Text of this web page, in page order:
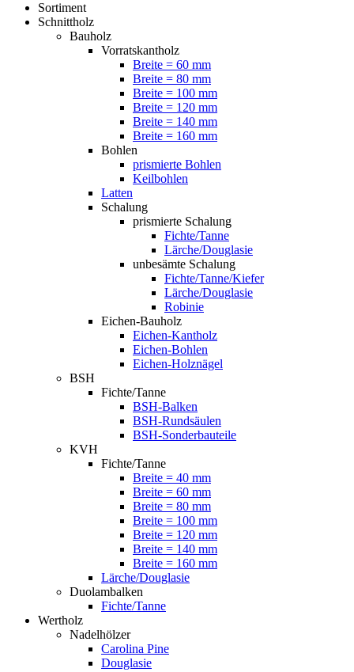
Sortiment
Schnittholz
Bauholz
Vorratskantholz
Breite = 60 mm
Breite = 80 mm
Breite = 100 mm
Breite = 120 mm
Breite = 140 mm
Breite = 160 mm
Bohlen
prismierte Bohlen
Keilbohlen
Latten
Schalung
prismierte Schalung
Fichte/Tanne
Lärche/Douglasie
unbesämte Schalung
Fichte/Tanne/Kiefer
Lärche/Douglasie
Robinie
Eichen-Bauholz
Eichen-Kantholz
Eichen-Bohlen
Eichen-Holznägel
BSH
Fichte/Tanne
BSH-Balken
BSH-Rundsäulen
BSH-Sonderbauteile
KVH
Fichte/Tanne
Breite = 40 mm
Breite = 60 mm
Breite = 80 mm
Breite = 100 mm
Breite = 120 mm
Breite = 140 mm
Breite = 160 mm
Lärche/Douglasie
Duolambalken
Fichte/Tanne
Wertholz
Nadelhölzer
Carolina Pine
Douglasie